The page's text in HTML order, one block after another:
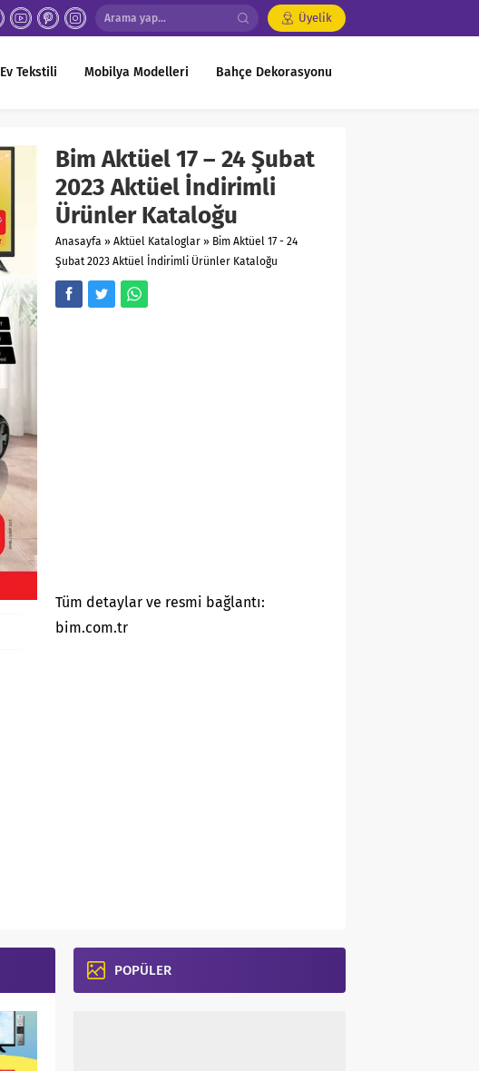
Üyelik
Ev Tekstili Mobilya Modelleri Bahçe Dekorasyonu
Bim Aktüel 17 – 24 Şubat
2023 Aktüel İndirimli
Ürünler Kataloğu
Anasayfa » Aktüel Kataloglar » Bim Aktüel 17 - 24
Şubat 2023 Aktüel İndirimli Ürünler Kataloğu
Tüm detaylar ve resmi bağlantı:
bim.com.tr
POPÜLER